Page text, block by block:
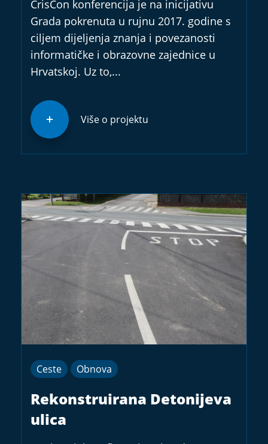
CrisCon konferencija je na inicijativu
Grada pokrenuta u rujnu 2017. godine s
ciljem dijeljenja znanja i povezanosti
informatičke i obrazovne zajednice u
Hrvatskoj. Uz to,...
Više o projektu
Ceste Obnova
Rekonstruirana Detonijeva
ulica